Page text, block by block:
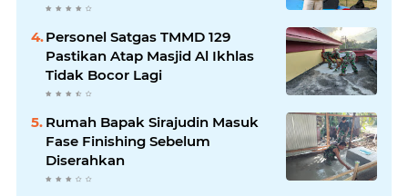
Personel Satgas TMMD 129
Pastikan Atap Masjid Al Ikhlas
Tidak Bocor Lagi
Rumah Bapak Sirajudin Masuk
Fase Finishing Sebelum
Diserahkan